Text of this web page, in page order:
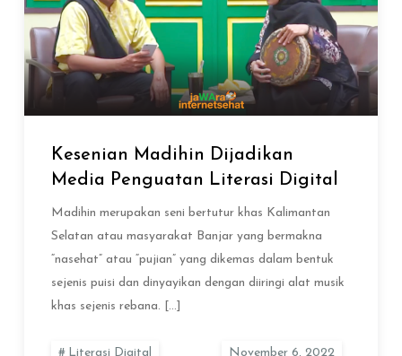
Kesenian Madihin Dijadikan
Media Penguatan Literasi Digital
Madihin merupakan seni bertutur khas Kalimantan
Selatan atau masyarakat Banjar yang bermakna
“nasehat” atau “pujian” yang dikemas dalam bentuk
sejenis puisi dan dinyayikan dengan diiringi alat musik
khas sejenis rebana. […]
Literasi Digital